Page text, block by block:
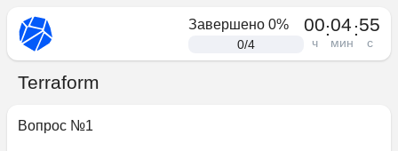
Завершено 0%
0/4
00
ч
:04
мин
:55
с
Terraform
Вопрос №1